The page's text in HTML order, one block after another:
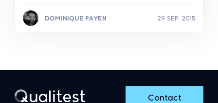
DOMINIQUE PAYEN 29 SEP. 2015
Contact